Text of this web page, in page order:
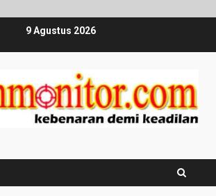
9 Agustus 2026